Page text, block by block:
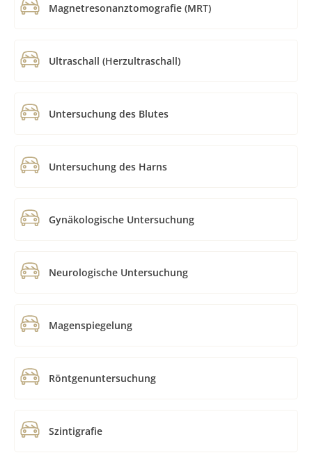
Magnetresonanztomografie (MRT)
Ultraschall (Herzultraschall)
Untersuchung des Blutes
Untersuchung des Harns
Gynäkologische Untersuchung
Neurologische Untersuchung
Magenspiegelung
Röntgenuntersuchung
Szintigrafie